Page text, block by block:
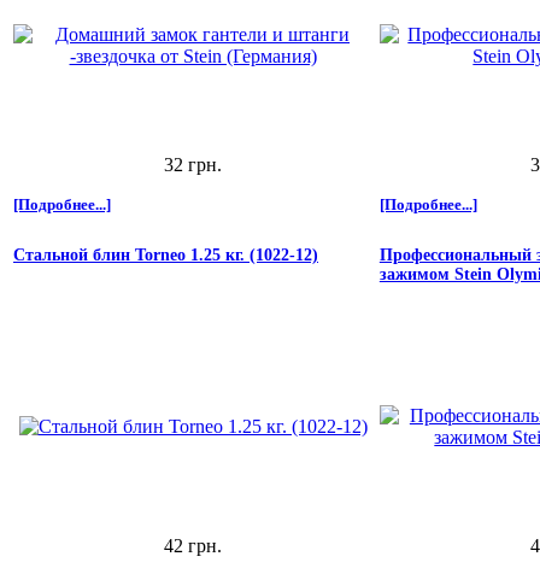
32 грн.
[Подробнее...] [Подробнее...]
Стальной блин Torneo 1.25 кг. (1022-12)
42 грн.
Профессиональный
зажимом Stein